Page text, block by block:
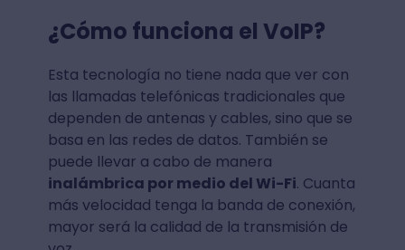
¿Cómo funciona el VoIP?
Esta tecnología no tiene nada que ver con
las llamadas telefónicas tradicionales que
dependen de antenas y cables, sino que se
basa en las redes de datos. También se
puede llevar a cabo de manera
inalámbrica por medio del Wi-Fi. Cuanta
más velocidad tenga la banda de conexión,
mayor será la calidad de la transmisión de